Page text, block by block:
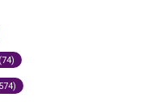
(74)